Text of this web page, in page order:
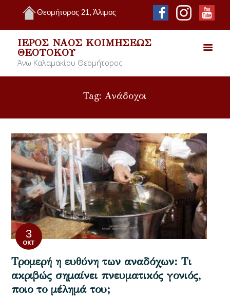
Θεομήτορος 21, Άλιμος
ΙΕΡΌΣ ΝΑΌΣ ΚΟΙΜΉΣΕΩΣ
ΘΕΟΤΌΚΟΥ
Άνω Καλαμακίου Θεομήτορος
Tag: Ανάδοχοι
3
ΟΚΤ
Τρομερή η ευθύνη των αναδόχων: Τι
ακριβώς σημαίνει πνευματικός γονιός,
ποιο το μέλημά του;